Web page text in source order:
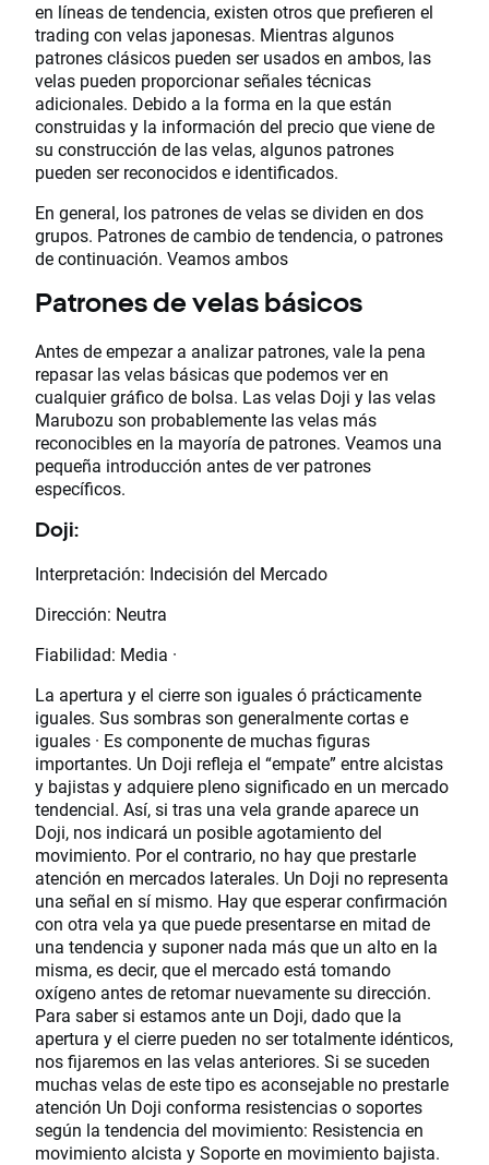
en líneas de tendencia, existen otros que prefieren el
trading con velas japonesas. Mientras algunos
patrones clásicos pueden ser usados en ambos, las
velas pueden proporcionar señales técnicas
adicionales. Debido a la forma en la que están
construidas y la información del precio que viene de
su construcción de las velas, algunos patrones
pueden ser reconocidos e identificados.
En general, los patrones de velas se dividen en dos
grupos. Patrones de cambio de tendencia, o patrones
de continuación. Veamos ambos
Patrones de velas básicos
Antes de empezar a analizar patrones, vale la pena
repasar las velas básicas que podemos ver en
cualquier gráfico de bolsa. Las velas Doji y las velas
Marubozu son probablemente las velas más
reconocibles en la mayoría de patrones. Veamos una
pequeña introducción antes de ver patrones
específicos.
Doji:
Interpretación: Indecisión del Mercado
Dirección: Neutra
Fiabilidad: Media ·
La apertura y el cierre son iguales ó prácticamente
iguales. Sus sombras son generalmente cortas e
iguales · Es componente de muchas figuras
importantes. Un Doji refleja el “empate” entre alcistas
y bajistas y adquiere pleno significado en un mercado
tendencial. Así, si tras una vela grande aparece un
Doji, nos indicará un posible agotamiento del
movimiento. Por el contrario, no hay que prestarle
atención en mercados laterales. Un Doji no representa
una señal en sí mismo. Hay que esperar confirmación
con otra vela ya que puede presentarse en mitad de
una tendencia y suponer nada más que un alto en la
misma, es decir, que el mercado está tomando
oxígeno antes de retomar nuevamente su dirección.
Para saber si estamos ante un Doji, dado que la
apertura y el cierre pueden no ser totalmente idénticos,
nos fijaremos en las velas anteriores. Si se suceden
muchas velas de este tipo es aconsejable no prestarle
atención Un Doji conforma resistencias o soportes
según la tendencia del movimiento: Resistencia en
movimiento alcista y Soporte en movimiento bajista.